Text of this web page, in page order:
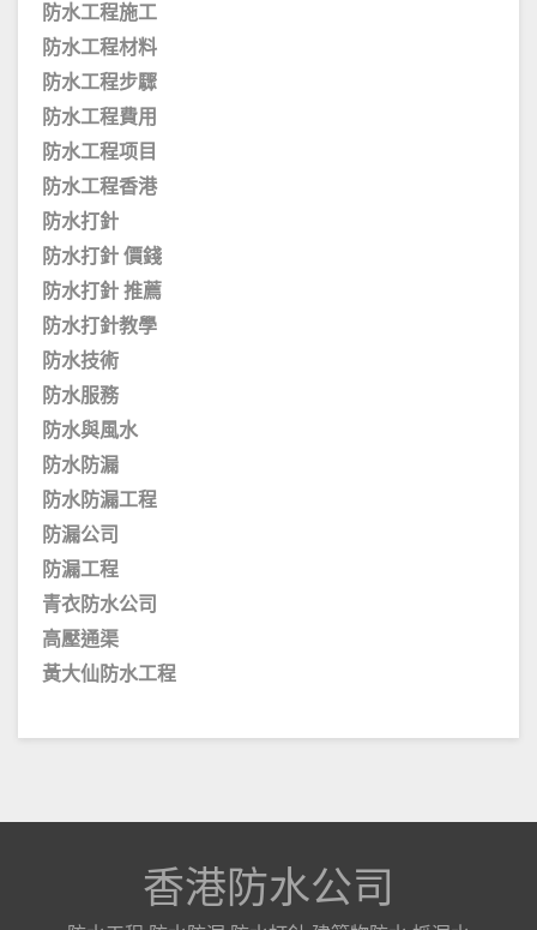
防水工程施工
防水工程材料
防水工程步驟
防水工程費用
防水工程项目
防水工程香港
防水打針
防水打針 價錢
防水打針 推薦
防水打針教學
防水技術
防水服務
防水與風水
防水防漏
防水防漏工程
防漏公司
防漏工程
青衣防水公司
高壓通渠
黃大仙防水工程
香港防水公司